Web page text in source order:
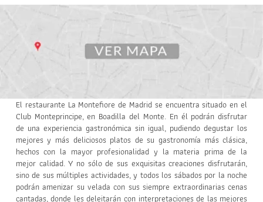
El restaurante La Montefiore de Madrid se encuentra situado en el
Club Monteprincipe, en Boadilla del Monte. En él podrán disfrutar
de una experiencia gastronómica sin igual, pudiendo degustar los
mejores y más deliciosos platos de su gastronomía más clásica,
hechos con la mayor profesionalidad y la materia prima de la
mejor calidad. Y no sólo de sus exquisitas creaciones disfrutarán,
sino de sus múltiples actividades, y todos los sábados por la noche
podrán amenizar su velada con sus siempre extraordinarias cenas
cantadas, donde les deleitarán con interpretaciones de las mejores